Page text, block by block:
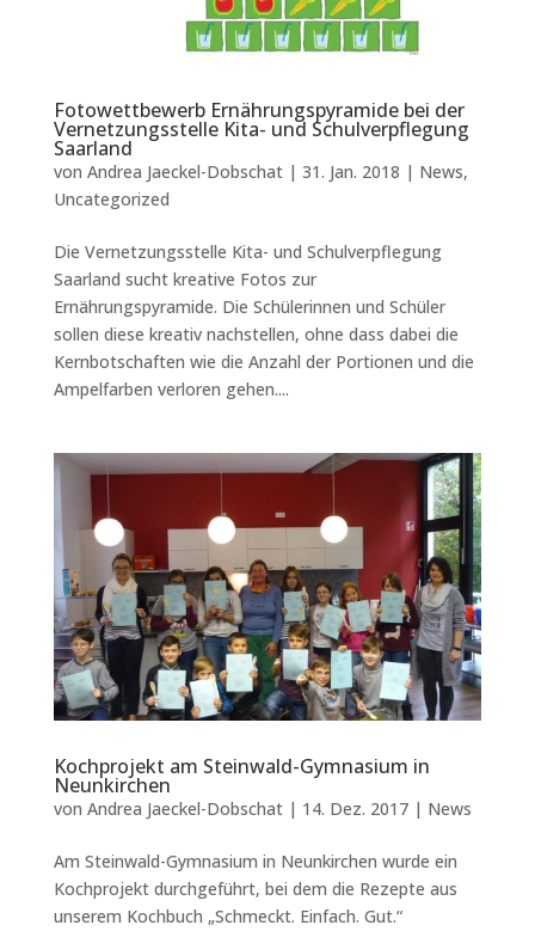
Fotowettbewerb Ernährungspyramide bei der
Vernetzungsstelle Kita- und Schulverpflegung
Saarland
von Andrea Jaeckel-Dobschat| 31. Jan. 2018 | News,
Uncategorized
Die Vernetzungsstelle Kita- und Schulverpflegung
Saarland sucht kreative Fotos zur
Ernährungspyramide. Die Schülerinnen und Schüler
sollen diese kreativ nachstellen, ohne dass dabei die
Kernbotschaften wie die Anzahl der Portionen und die
Ampelfarben verloren gehen....
Kochprojekt am Steinwald-Gymnasium in
Neunkirchen
von Andrea Jaeckel-Dobschat| 14. Dez. 2017| News
Am Steinwald-Gymnasium in Neunkirchen wurde ein
Kochprojekt durchgeführt, bei dem die Rezepte aus
unserem Kochbuch „Schmeckt. Einfach. Gut.“